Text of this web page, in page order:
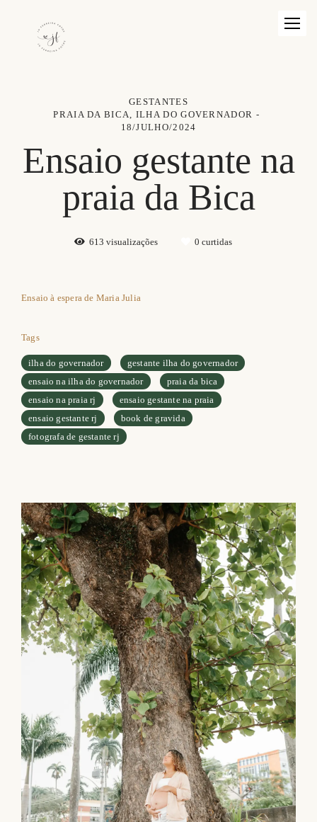
GESTANTES
PRAIA DA BICA, ILHA DO GOVERNADOR
18/JULHO/2024
Ensaio gestante na
praia da Bica
613 visualizações 0 curtidas
Ensaio à espera de Maria Julia
Tags
ilha do governador
gestante ilha do governador
ensaio na ilha do governador
praia da bica
ensaio na praia rj
ensaio gestante na praia
ensaio gestante rj
book de gravida
fotografa de gestante rj